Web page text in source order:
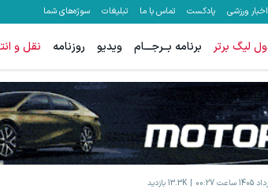
اخبار ورزشی پادکست تماس با ما تبلیغات سوژه‌های شما
لیگ برتر برنامه بــرجـــام ویدیو روزنامه نقل و
13.3K بازدید
جای این پک تقویت موی جلبک توی